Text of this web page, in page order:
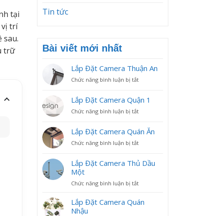
tại
vị trí
sau.
trữ
Tin tức
Bài viết mới nhất
Lắp Đặt Camera Thuận An
Chức năng bình luận bị tắtở
Đặt
Camera
Thuận
Lắp Đặt Camera Quận 1
Chức năng bình luận bị tắtở
Đặt
Camera
Quận
Lắp Đặt Camera Quán Ăn
Chức năng bình luận bị tắtở
Đặt
Camera
Ăn
Lắp Đặt Camera Thủ Dầu
Một
Chức năng bình luận bị tắtở
Đặt
Lắp Đặt Camera Quán
Nhậu